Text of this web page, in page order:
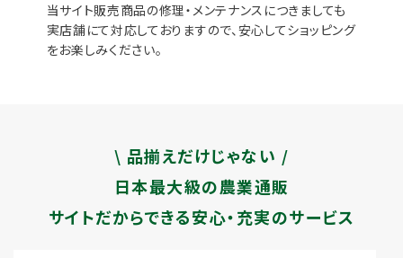
当サイト販売商品の修理・メンテナンスにつきましても
実店舗にて対応しておりますので、安心してショッピング
をお楽しみください。
\ 品揃えだけじゃない /
日本最大級の農業通販
サイトだからできる安心・充実のサービス